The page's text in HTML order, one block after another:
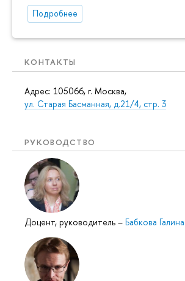
Подробнее
КОНТАКТЫ
Адрес: 105066, г. Москва,
ул. Старая Басманная, д.21/4, стр. 3
РУКОВОДСТВО
Доцент, руководитель – Бабкова